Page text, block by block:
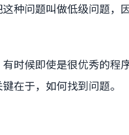
种问题叫做低级问题，
时候即使是很优秀的程
在于，如何找到问题。